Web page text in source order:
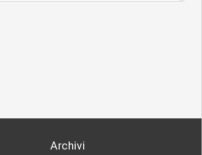
Archivi